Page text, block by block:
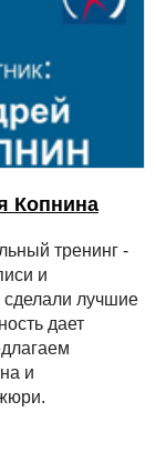
Копнина
тренинг -
и
сделали лучшие
дает
и